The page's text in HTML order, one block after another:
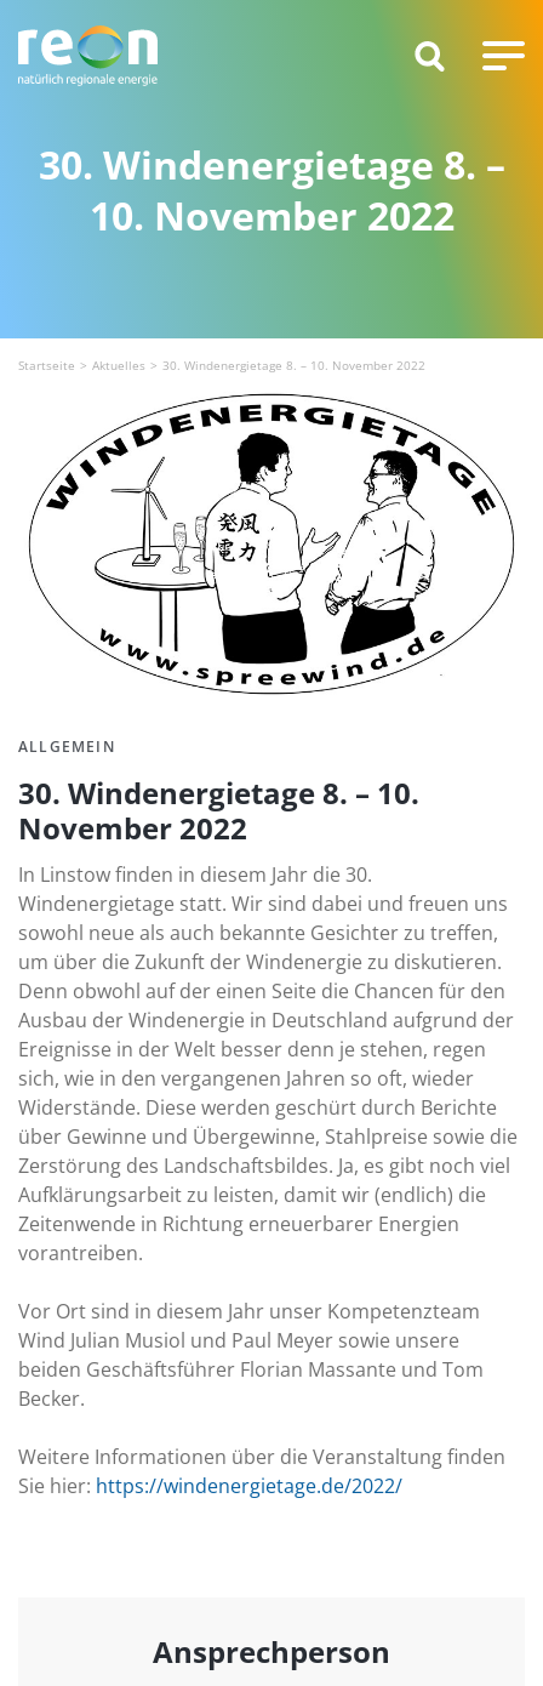
30. Windenergietage 8. –
10. November 2022
Startseite Aktuelles 30. Windenergietage 8. – 10. November 2022
ALLGEMEIN
30. Windenergietage 8. – 10.
November 2022
In Linstow finden in diesem Jahr die 30.
Windenergietage statt. Wir sind dabei und freuen uns
sowohl neue als auch bekannte Gesichter zu treffen,
um über die Zukunft der Windenergie zu diskutieren.
Denn obwohl auf der einen Seite die Chancen für den
Ausbau der Windenergie in Deutschland aufgrund der
Ereignisse in der Welt besser denn je stehen, regen
sich, wie in den vergangenen Jahren so oft, wieder
Widerstände. Diese werden geschürt durch Berichte
über Gewinne und Übergewinne, Stahlpreise sowie die
Zerstörung des Landschaftsbildes. Ja, es gibt noch viel
Aufklärungsarbeit zu leisten, damit wir (endlich) die
Zeitenwende in Richtung erneuerbarer Energien
vorantreiben.
Vor Ort sind in diesem Jahr unser Kompetenzteam
Wind Julian Musiol und Paul Meyer sowie unsere
beiden Geschäftsführer Florian Massante und Tom
Becker.
Weitere Informationen über die Veranstaltung finden
Sie hier: https://windenergietage.de/2022/
Ansprechperson